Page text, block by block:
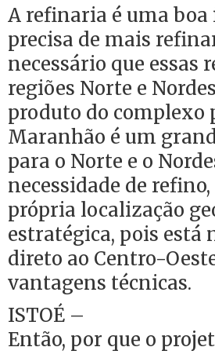
A refinaria é uma boa
precisa de mais
necessário que
regiões Norte e
produto do complexo
Maranhão é um
para o Norte e o
necessidade de
própria localização
estratégica, pois está
direto ao Centro-
vantagens técnicas.
ISTOÉ –
Então, por que o